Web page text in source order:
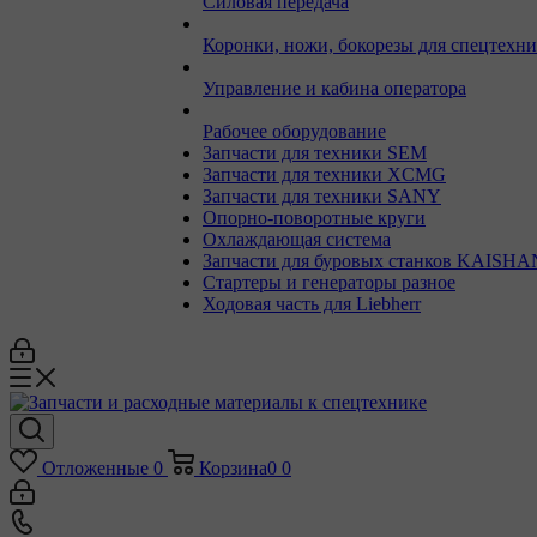
Коронки, ножи, бокорезы для
Управление и кабина оператора
Рабочее оборудование
Запчасти для техники SEM
Запчасти для техники XCMG
Запчасти для техники SANY
Опорно-поворотные круги
Охлаждающая система
Запчасти для буровых станков
Стартеры и генераторы разное
Ходовая часть для Liebherr
Отложенные 0 Корзина0 0